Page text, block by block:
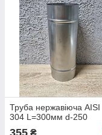
Труба нержавіюча AISI
304 L=300мм d-250
355 ₴